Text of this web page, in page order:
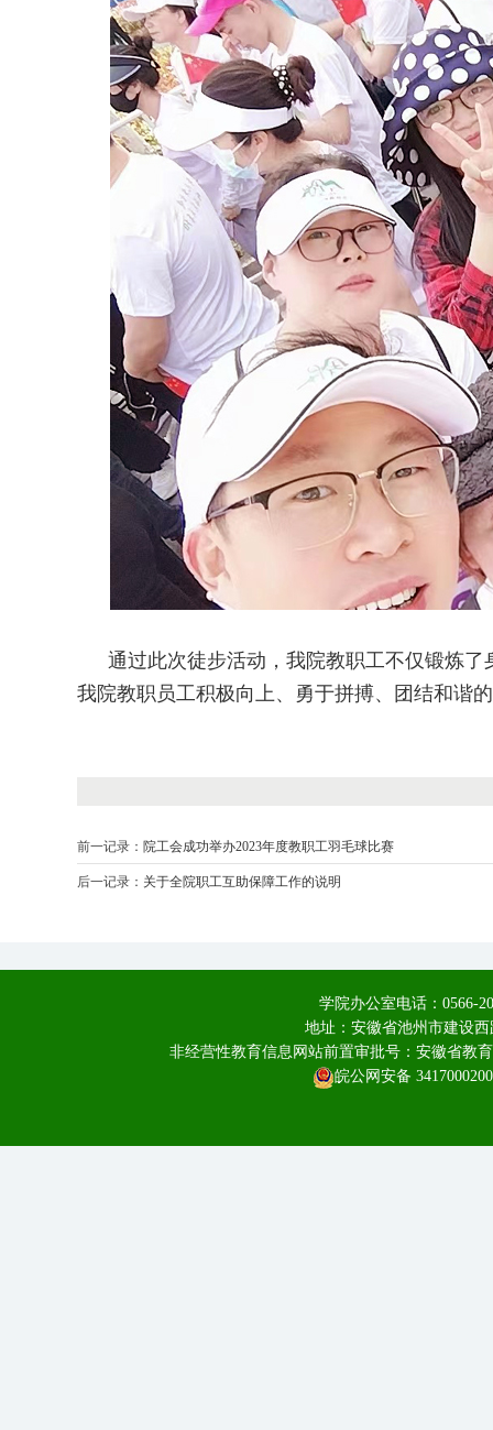
通过此次徒步活动，我院教职工不仅锻炼
我院教职员工积极向上、勇于拼搏、团结和谐
前一记录： 院工会成功举办2023年度教职工羽毛球比赛
后一记录： 关于全院职工互助保障工作的说明
学院办公室电话：0566-
地址：安徽省池州市建设
非经营性教育信息网站前置审批号：安徽省教
皖公网安备